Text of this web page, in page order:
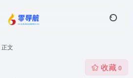
正文
收藏 0